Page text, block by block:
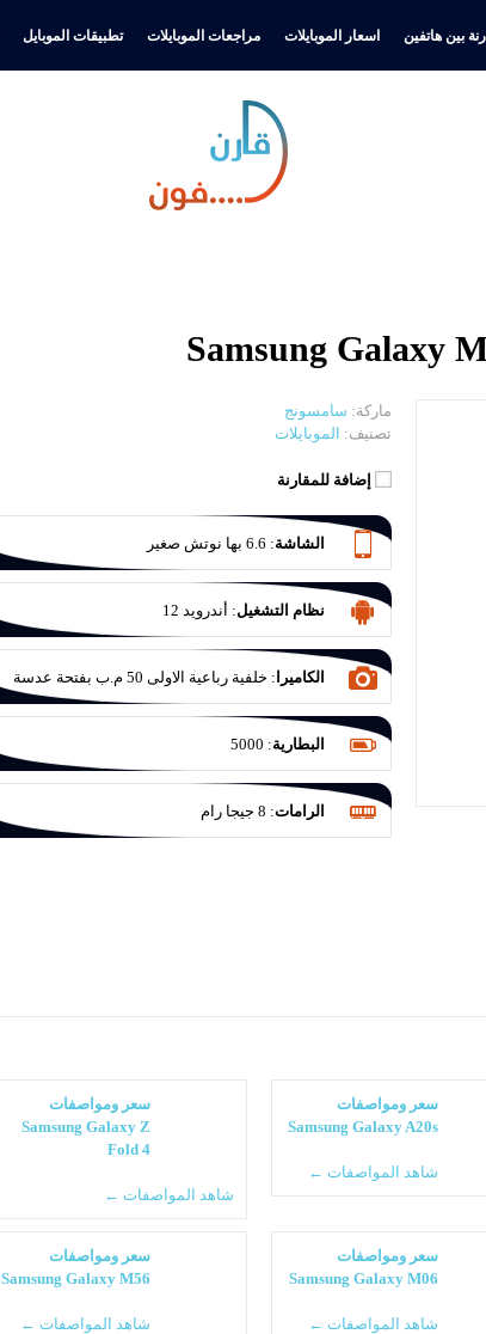
بين هاتفين اسعار الموبايلات مراجعات الموبايلات تطبيقات الموبايل
ماركة: سامسونج
تصنيف: الموبايلات
إضافة للمقارنة
الشاشة: 6.6 بها نوتش صغير
نظام التشغيل: أندرويد 12
الكاميرا :
خلفية رباعية الاولى 50 م.ب بفتحة عدسة
F/1.8 والثانية للتصوير الواسع 5 م.ب بفتحة عدسة
F/2.2 والثالثة للماكرو 2 م.ب بفتحة عدسة F/2.4
والرابعة للعزل 2 ميجا بكسل بفتحة عدسة F/2.4
البطارية:
5000
الرامات: 8 جيجا رام
سعر ومواصفات
Samsung Galaxy A20s
شاهد المواصفات ←
سعر ومواصفات
Samsung Galaxy Z
Fold 4
شاهد المواصفات ←
سعر ومواصفات
Samsung Galaxy M06
شاهد المواصفات ←
سعر ومواصفات
Samsung Galaxy M56
شاهد المواصفات ←